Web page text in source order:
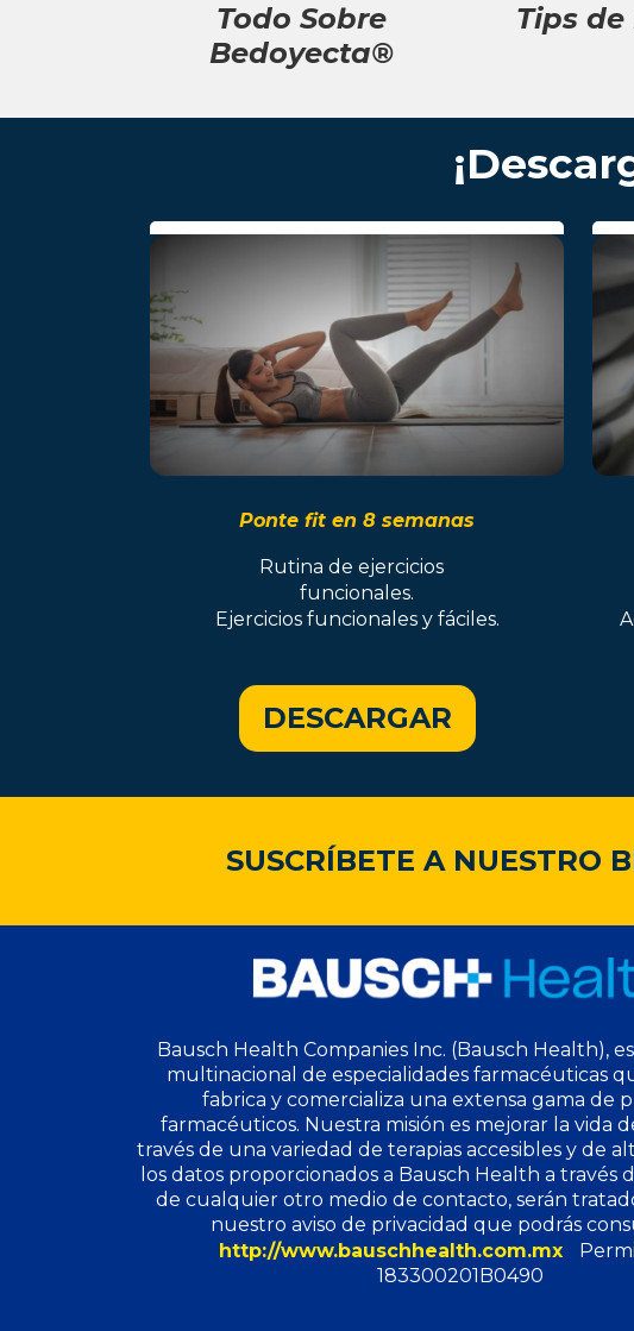
Todo Sobre
Bedoyecta®
Tips
Ponte fit en 8 semanas
Rutina de ejercicios
funcionales.
Ejercicios funcionales y fáciles.
DESCARGAR
SUSCRÍBETE A NUESTRO
Bausch Health Companies Inc. (Bausch Health),
multinacional de especialidades farmacéuticas
fabrica y comercializa una extensa gama de
farmacéuticos. Nuestra misión es mejorar la vida
través de una variedad de terapias accesibles y de
los datos proporcionados a Bausch Health a través
de cualquier otro medio de contacto, serán
nuestro aviso de privacidad que podrás
http://www.bauschhealth.com.mx
183300201B0490